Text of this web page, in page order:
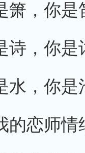
，你是
，你是
，你是
恋师情